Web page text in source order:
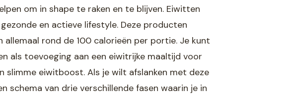
om in shape te raken en te blijven. Eiwitten
en actieve lifestyle. Deze producten
rond de 100 calorieën per portie. Je kunt
als toevoeging aan een eiwitrijke maaltijd voor
slimme eiwitboost. Als je wilt afslanken met deze
schema van drie verschillende fasen waarin je in